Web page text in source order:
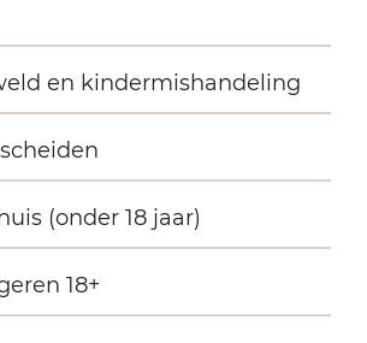
en kindermishandeling
(onder 18 jaar)
18+